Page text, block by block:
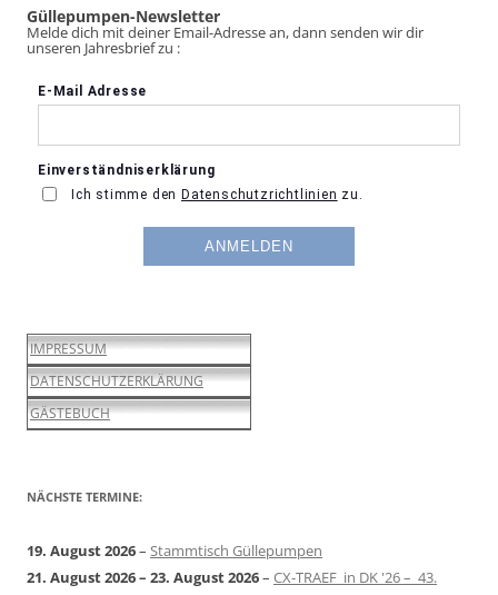
Güllepumpen-Newsletter
Melde dich mit deiner Email-Adresse an, dann senden wir dir
unseren Jahresbrief zu :
IMPRESSUM
DATENSCHUTZERKLÄRUNG
GÄSTEBUCH
NÄCHSTE TERMINE:
19. August 2026– Stammtisch Güllepumpen
21. August 2026– 23. August 2026– CX-TRAEF in DK '26 – 43.